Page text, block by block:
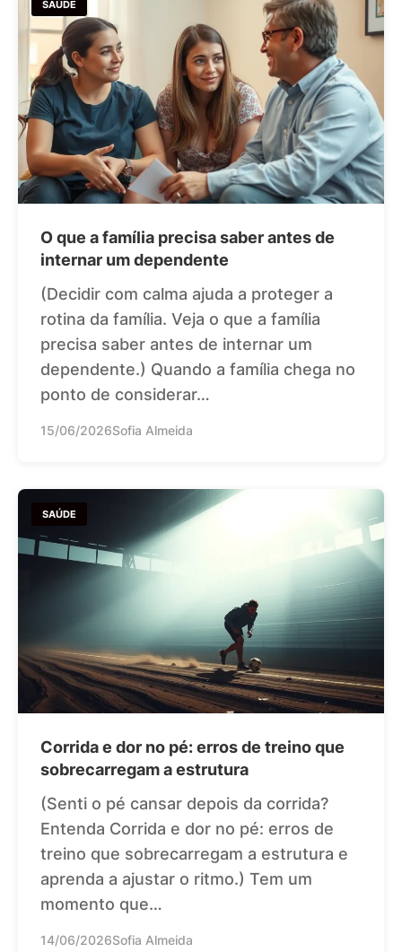
SAÚDE
O que a família precisa saber antes de
internar um dependente
(Decidir com calma ajuda a proteger a
rotina da família. Veja o que a família
precisa saber antes de internar um
dependente.) Quando a família chega no
ponto de considerar…
15/06/2026Sofia Almeida
SAÚDE
Corrida e dor no pé: erros de treino que
sobrecarregam a estrutura
(Senti o pé cansar depois da corrida?
Entenda Corrida e dor no pé: erros de
treino que sobrecarregam a estrutura e
aprenda a ajustar o ritmo.) Tem um
momento que…
14/06/2026Sofia Almeida